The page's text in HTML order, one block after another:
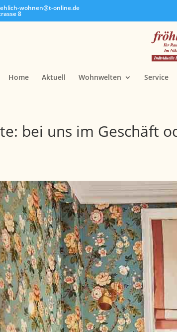
wohnen@t-online.de
8
Home Aktuell Wohnwelten Service
bei uns im Geschäft